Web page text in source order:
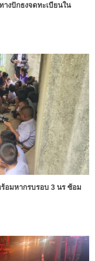
งปักธงจดทะเบียนใน
อมหากรบรอบ 3 นร ซ้อม